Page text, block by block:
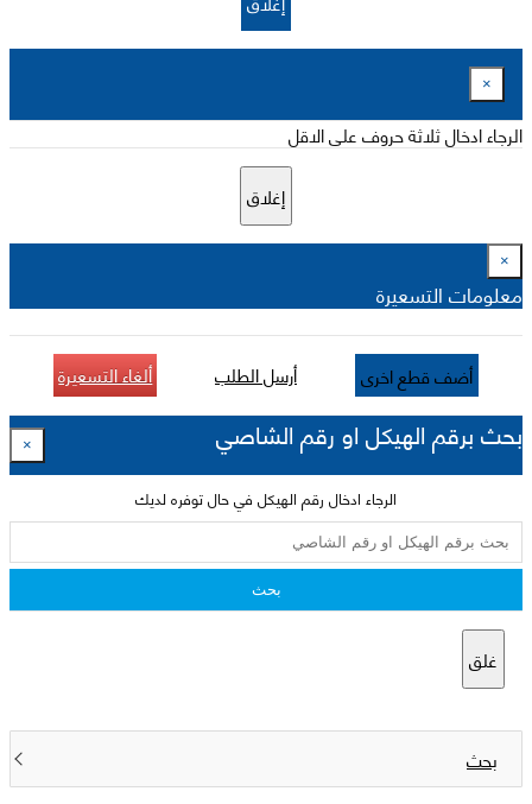
×
الرجاء ادخال ثلاثة حروف على الاقل
إغلاق
×
معلومات التسعيرة
أضف قطع اخرى أرسل الطلب ألغاء التسعيرة
بحث برقم الهيكل او رقم الشاصي ×
الرجاء ادخال رقم الهيكل في حال توفره لديك
بحث
غلق
بحث